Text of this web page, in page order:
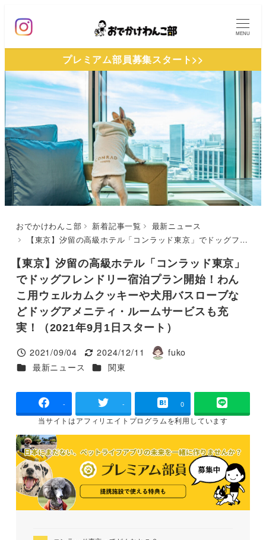
ン
ン
テ
ン
ツ
へ
移
動
MENU
プレミアム部員募集スタート>>
おでかけわんこ部 新着記事一覧
最新ニュース
【東京】汐留の高級ホテル「コンラッド東京」でドッグフレンドリー宿泊プラン開始！わんこ用ウェルカムクッキーや犬用バスローブなどドッグアメニティ・ルームサービスも充実！（2021年9月1日スタート）
【東京】汐留の高級ホテル「コンラッド東京」
でドッグフレンドリー宿泊プラン開始！わん
こ用ウェルカムクッキーや犬用バスローブな
どドッグアメニティ・ルームサービスも充
実！（2021年9月1日スタート）
投稿日
2021/09/04
更新日
2024/12/11
著
fuko
カテゴリー
最新ニュース カテゴリー
関東
- - 0
当サイトはアフィリエイトプログラムを利用しています